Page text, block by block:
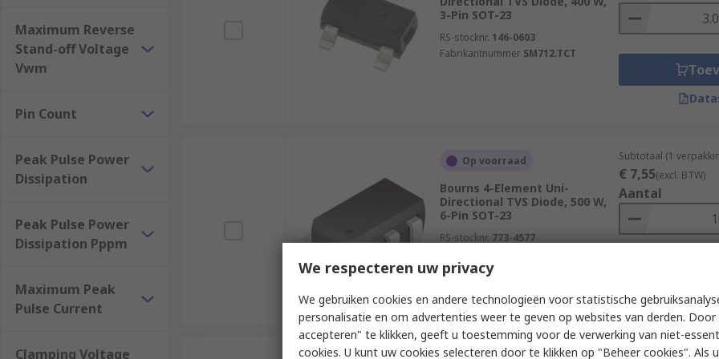
Maximum Reverse
Stand-off Voltage
Vwm
Pin Count
Peak Pulse Power
Dissipation
Peak Pulse Power
Dissipation Pppm
Maximum Peak
Pulse Current
Clamping Voltage
3-Pin SOT-23
RS-stocknr. 146-0603
Fabrikantnummer SM712.TCT
Op voorraad
Bourns 4-Element Uni-
Directional TVS Diode, 500 W,
6-Pin SOT-23
RS-stocknr. 773-4577
Subtotaal (1
€ 7,55(excl. BTW)
Aantal
Subtotaal (1 rol van
We respecteren uw privacy
We gebruiken cookies en andere technologieën voor statistische
personalisatie en om advertenties weer te geven op websites van derden. Door
accepteren" te klikken, geeft u toestemming voor de verwerking van niet-
cookies. U kunt uw cookies selecteren door te klikken op "Beheer cookies". Als